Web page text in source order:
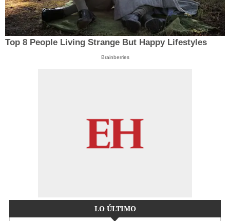
Top 8 People Living Strange But Happy Lifestyles
Brainberries
LO ÚLTIMO